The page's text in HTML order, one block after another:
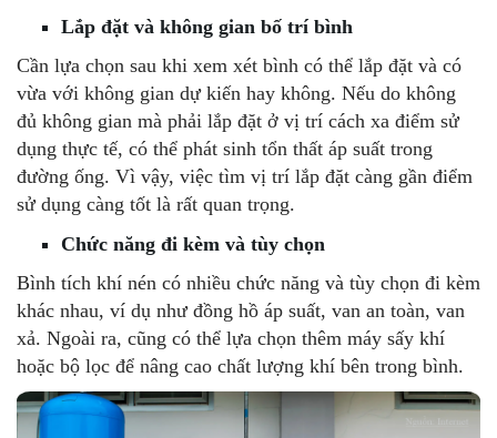
Lắp đặt và không gian bố trí bình
Cần lựa chọn sau khi xem xét bình có thể lắp đặt và có
vừa với không gian dự kiến hay không. Nếu do không
đủ không gian mà phải lắp đặt ở vị trí cách xa điểm sử
dụng thực tế, có thể phát sinh tổn thất áp suất trong
đường ống. Vì vậy, việc tìm vị trí lắp đặt càng gần điểm
sử dụng càng tốt là rất quan trọng.
Chức năng đi kèm và tùy chọn
Bình tích khí nén có nhiều chức năng và tùy chọn đi kèm
khác nhau, ví dụ như đồng hồ áp suất, van an toàn, van
xả. Ngoài ra, cũng có thể lựa chọn thêm máy sấy khí
hoặc bộ lọc để nâng cao chất lượng khí bên trong bình.